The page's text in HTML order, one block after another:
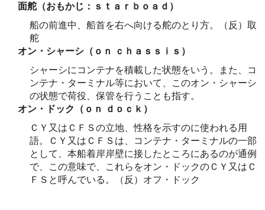
面舵（おもかじ：ｓｔａｒｂｏａｄ）
船の前進中、船首を右へ向ける舵のとり方。（反）取
舵
オン・シャーシ（ｏｎ ｃｈａｓｓｉｓ）
シャーシにコンテナを積載した状態をいう。また、コ
ンテナ・ターミナル等において、このオン・シャーシ
の状態で荷役、保管を行うことも指す。
オン・ドック（ｏｎ ｄｏｃｋ）
ＣＹ又はＣＦＳの立地、性格を示すのに使われる用
語。ＣＹ又はＣＦＳは、コンテナ・ターミナルの一部
として、本船着岸岸壁に接したところにあるのが通例
で、この意味で、これらをオン・ドックのＣＹ又はＣ
ＦＳと呼んでいる。（反）オフ・ドック